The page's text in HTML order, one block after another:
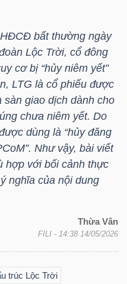
bất thường ngày
Lộc Trời, cổ đông
cơ bị “hủy niêm yết”
LTG là cổ phiếu được
sàn giao dịch dành cho
chưa niêm yết. Do
dùng là “hủy đăng
Như vậy, bài viết
hợp với bối cảnh thực
nghĩa của nội dung
Thừa Vân
FILI - 14:38 14/05/2026
trúc Lộc Trời